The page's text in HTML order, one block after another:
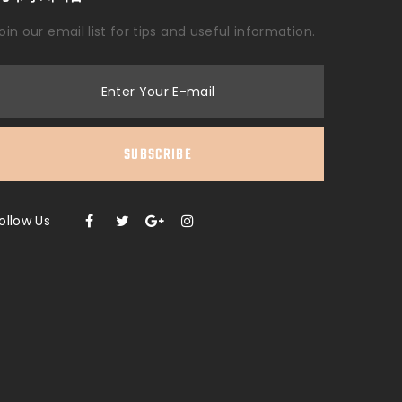
our email list for tips and useful information.
Enter Your E-mail
SUBSCRIBE
Us